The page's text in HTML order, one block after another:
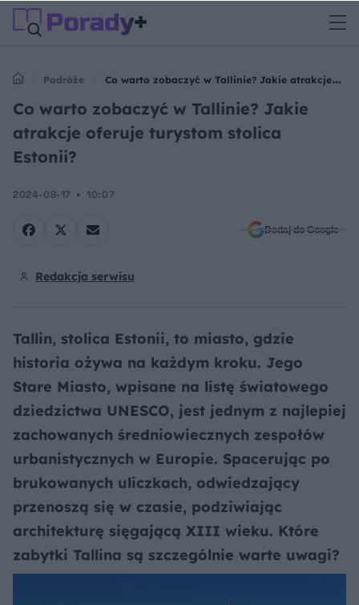
Podróże
Co warto zobaczyć w Tallinie? Jakie atrakcje
oferuje turystom stolica Estonii?
Co warto zobaczyć w Tallinie? Jakie
atrakcje oferuje turystom stolica
Estonii?
2024-08-17 10:07
Dodaj do Google
Redakcja serwisu
Tallin, stolica Estonii, to miasto, gdzie
historia ożywa na każdym kroku. Jego
Stare Miasto, wpisane na listę światowego
dziedzictwa UNESCO, jest jednym z najlepiej
zachowanych średniowiecznych zespołów
urbanistycznych w Europie. Spacerując po
brukowanych uliczkach, odwiedzający
przenoszą się w czasie, podziwiając
architekturę sięgającą XIII wieku. Które
zabytki Tallina są szczególnie warte uwagi?